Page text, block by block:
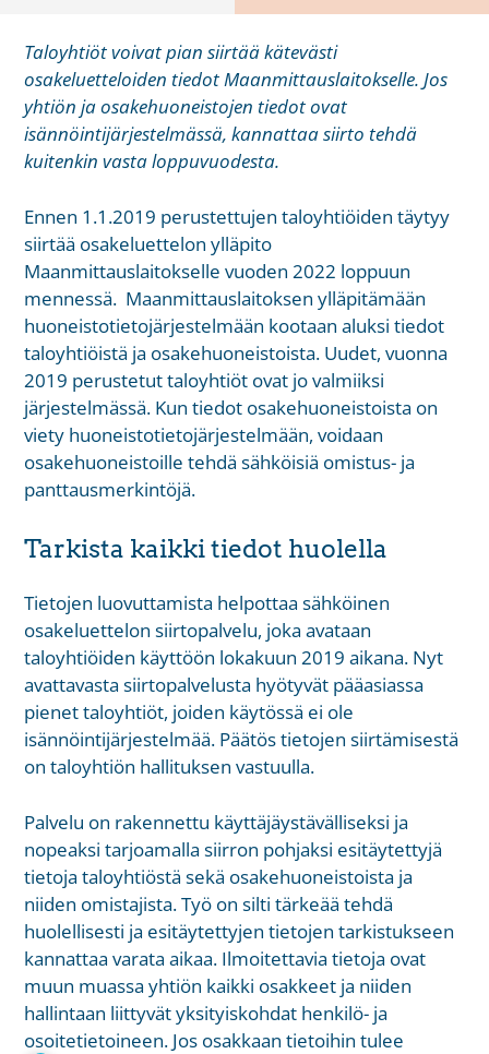
Taloyhtiöt voivat pian siirtää kätevästi
osakeluetteloiden tiedot Maanmittauslaitokselle. Jos
yhtiön ja osakehuoneistojen tiedot ovat
isännöintijärjestelmässä, kannattaa siirto tehdä
kuitenkin vasta loppuvuodesta.
Ennen 1.1.2019 perustettujen taloyhtiöiden täytyy
siirtää osakeluettelon ylläpito
Maanmittauslaitokselle vuoden 2022 loppuun
mennessä. Maanmittauslaitoksen ylläpitämään
huoneistotietojärjestelmään kootaan aluksi tiedot
taloyhtiöistä ja osakehuoneistoista. Uudet, vuonna
2019 perustetut taloyhtiöt ovat jo valmiiksi
järjestelmässä. Kun tiedot osakehuoneistoista on
viety huoneistotietojärjestelmään, voidaan
osakehuoneistoille tehdä sähköisiä omistus- ja
panttausmerkintöjä.
Tarkista kaikki tiedot huolella
Tietojen luovuttamista helpottaa sähköinen
osakeluettelon siirtopalvelu, joka avataan
taloyhtiöiden käyttöön lokakuun 2019 aikana. Nyt
avattavasta siirtopalvelusta hyötyvät pääasiassa
pienet taloyhtiöt, joiden käytössä ei ole
isännöintijärjestelmää. Päätös tietojen siirtämisestä
on taloyhtiön hallituksen vastuulla.
Palvelu on rakennettu käyttäjäystävälliseksi ja
nopeaksi tarjoamalla siirron pohjaksi esitäytettyjä
tietoja taloyhtiöstä sekä osakehuoneistoista ja
niiden omistajista. Työ on silti tärkeää tehdä
huolellisesti ja esitäytettyjen tietojen tarkistukseen
kannattaa varata aikaa. Ilmoitettavia tietoja ovat
muun muassa yhtiön kaikki osakkeet ja niiden
hallintaan liittyvät yksityiskohdat henkilö- ja
osoitetietoineen. Jos osakkaan tietoihin tulee